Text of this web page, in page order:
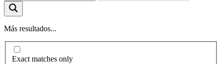
Más resultados...
Exact matches only